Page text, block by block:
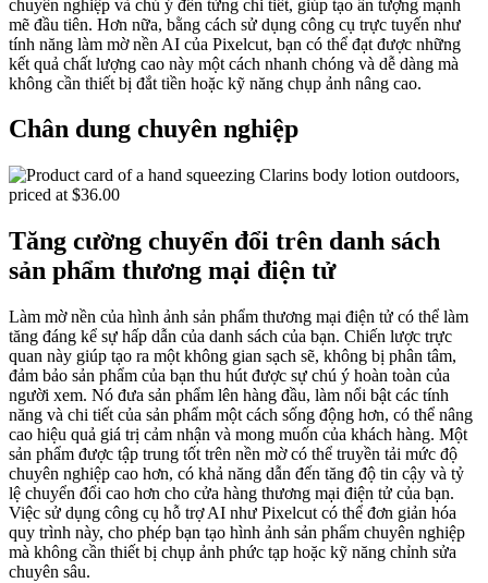
chuyên nghiệp và chú ý đến từng chi tiết, giúp tạo ấn tượng mạnh
mẽ đầu tiên. Hơn nữa, bằng cách sử dụng công cụ trực tuyến như
tính năng làm mờ nền AI của Pixelcut, bạn có thể đạt được những
kết quả chất lượng cao này một cách nhanh chóng và dễ dàng mà
không cần thiết bị đắt tiền hoặc kỹ năng chụp ảnh nâng cao.
Chân dung chuyên nghiệp
Tăng cường chuyển đổi trên danh sách
sản phẩm thương mại điện tử
Làm mờ nền của hình ảnh sản phẩm thương mại điện tử có thể làm
tăng đáng kể sự hấp dẫn của danh sách của bạn. Chiến lược trực
quan này giúp tạo ra một không gian sạch sẽ, không bị phân tâm,
đảm bảo sản phẩm của bạn thu hút được sự chú ý hoàn toàn của
người xem. Nó đưa sản phẩm lên hàng đầu, làm nổi bật các tính
năng và chi tiết của sản phẩm một cách sống động hơn, có thể nâng
cao hiệu quả giá trị cảm nhận và mong muốn của khách hàng. Một
sản phẩm được tập trung tốt trên nền mờ có thể truyền tải mức độ
chuyên nghiệp cao hơn, có khả năng dẫn đến tăng độ tin cậy và tỷ
lệ chuyển đổi cao hơn cho cửa hàng thương mại điện tử của bạn.
Việc sử dụng công cụ hỗ trợ AI như Pixelcut có thể đơn giản hóa
quy trình này, cho phép bạn tạo hình ảnh sản phẩm chuyên nghiệp
mà không cần thiết bị chụp ảnh phức tạp hoặc kỹ năng chỉnh sửa
chuyên sâu.